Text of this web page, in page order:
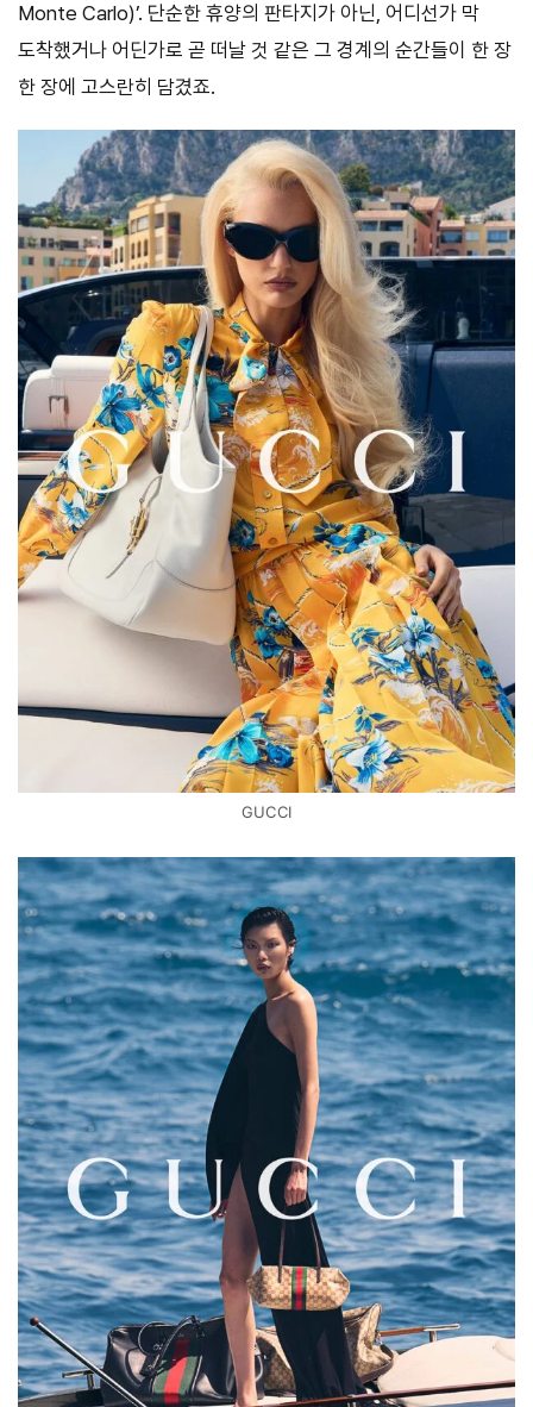
Monte Carlo)’. 단순한 휴양의 판타지가 아닌, 어디선가 막
도착했거나 어딘가로 곧 떠날 것 같은 그 경계의 순간들이 한 장
한 장에 고스란히 담겼죠.
GUCCI